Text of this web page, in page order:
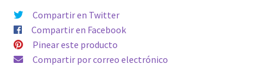
870
871
880
960
Compartir en Twitter
Compartir en Facebook
Pinear este producto
Compartir por correo electrónico